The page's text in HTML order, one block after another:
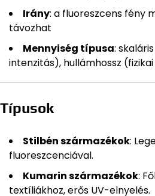
Irány: a fluoreszcens fény
távozhat
Mennyiség típusa:
intenzitás), hullámhossz
Típusok
Stilbén származékok:
fluoreszcenciával.
Kumarin származékok:
textíliákhoz, erős UV-elnyelés.